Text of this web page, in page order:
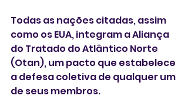
Todas as nações citadas, assim
como os EUA, integram a Aliança
do Tratado do Atlântico Norte
(Otan), um pacto que estabelece
a defesa coletiva de qualquer um
de seus membros.